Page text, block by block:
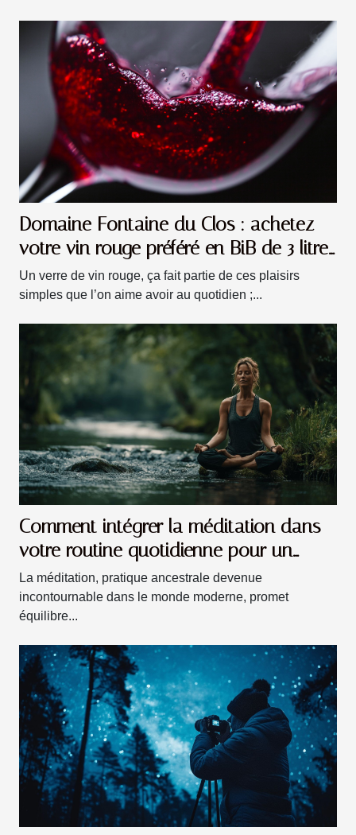
Domaine Fontaine du Clos : achetez
votre vin rouge préféré en BiB de 3 litres
!Un verre de vin rouge, ça fait partie de ces plaisirs
simples que l’on aime avoir au quotidien ;...
Comment intégrer la méditation dans
votre routine quotidienne pour un
bien-être optimal
La méditation, pratique ancestrale devenue
incontournable dans le monde moderne, promet
équilibre...